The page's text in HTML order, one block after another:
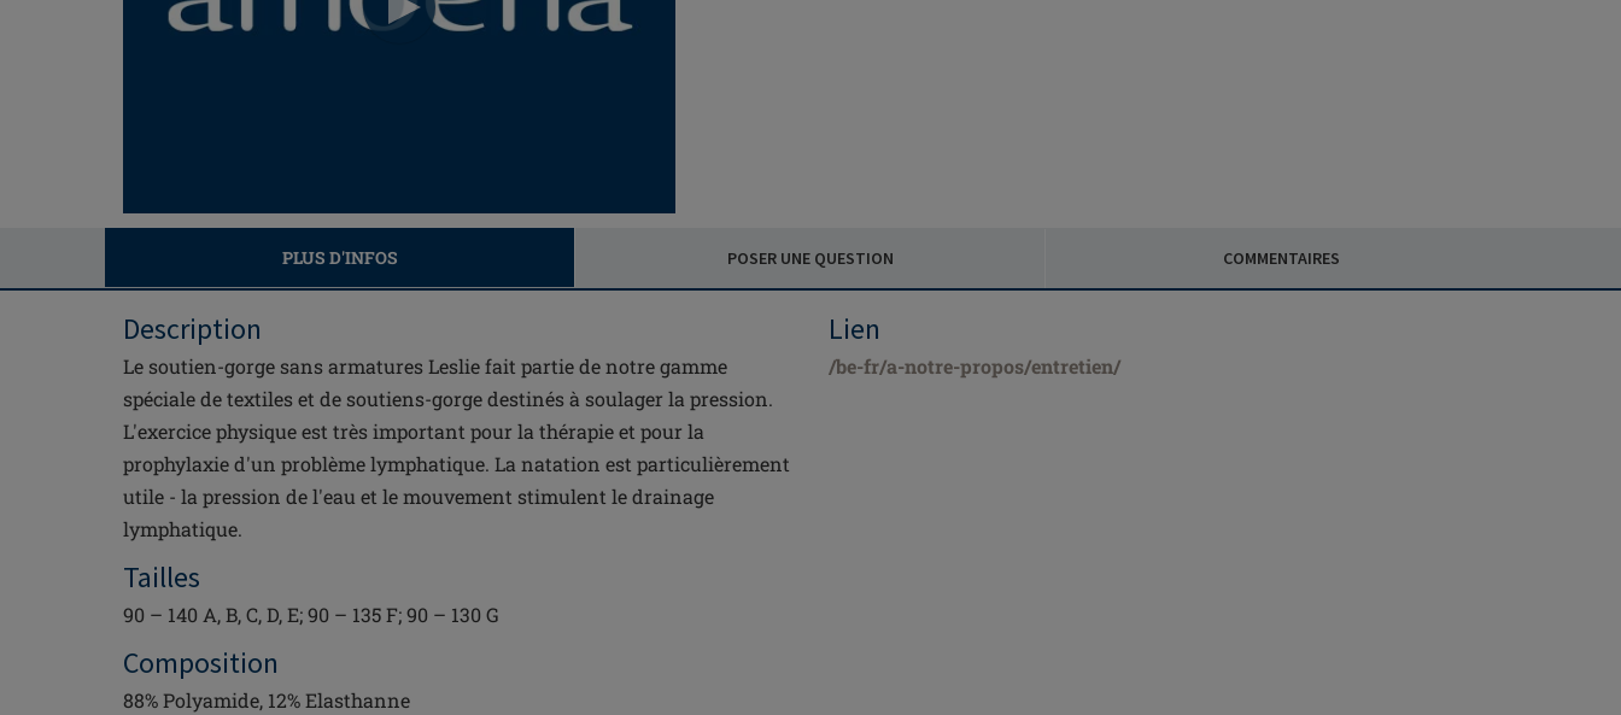
PLUS D'INFOS POSER UNE QUESTION COMMENTAIRES
Description
Le soutien-gorge sans armatures Leslie fait partie de notre gamme
spéciale de textiles et de soutiens-gorge destinés à soulager la pression.
L'exercice physique est très important pour la thérapie et pour la
prophylaxie d'un problème lymphatique. La natation est particulièrement
utile - la pression de l'eau et le mouvement stimulent le drainage
lymphatique.
Tailles
90 – 140 A, B, C, D, E; 90 – 135 F; 90 – 130 G
Composition
88% Polyamide, 12% Elasthanne
Lien
/be-fr/a-notre-propos/entretien/